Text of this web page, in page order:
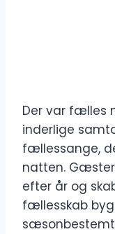
Der var fælles
inderlige
fællessange,
natten.
efter år og
fællesskab